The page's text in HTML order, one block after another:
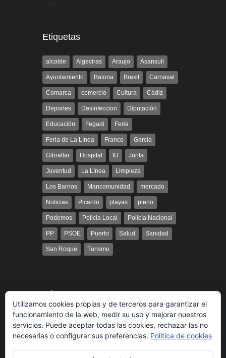
Etiquetas
alcalde Algeciras Araujo Asansull
Ayuntamiento Balona Brexit Carnaval
Comarca comercio Cultura Cádiz
Deportes Desinfeccion Diputación
Educación Fegadi Feria
Feria de La Línea Franco Garcia
Gibraltar Hospital IU Junta
Juventud La Línea Limpieza
Los Barrios Mancomunidad mercado
Noticias Picardo playas pleno
Podemos Policia Local Policía Nacional
PP PSOE Puerto Salud Sanidad
San Roque Turismo
Búsqueda
Utilizamos cookies propias y de terceros para garantizar el
funcionamiento de la web, medir su uso y mejorar nuestros
servicios. Puede aceptar todas las cookies, rechazar las no
necesarias o configurar sus preferencias. Política de cookies